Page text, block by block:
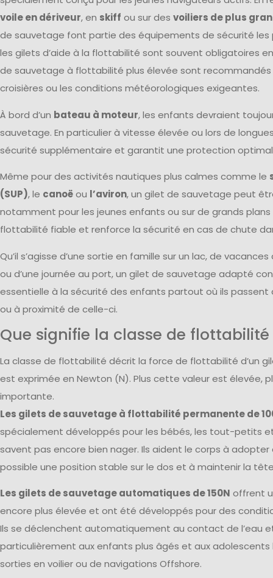
voile en dériveur, en skiff ou sur des voiliers de plus
de sauvetage font partie des équipements de sécurité les
les gilets d’aide à la flottabilité sont souvent obligatoires
de sauvetage à flottabilité plus élevée sont recommandés
croisières ou les conditions météorologiques exigeantes.
À bord d’un bateau à moteur, les enfants devraient
sauvetage. En particulier à vitesse élevée ou lors de
sécurité supplémentaire et garantit une protection
Même pour des activités nautiques plus calmes comme le
(SUP), le canoëou l’aviron, un gilet de sauvetage peut
notamment pour les jeunes enfants ou sur de grands plans
flottabilité fiable et renforce la sécurité en cas de chute
Qu’il s’agisse d’une sortie en famille sur un lac, de
ou d’une journée au port, un gilet de sauvetage adapté
essentielle à la sécurité des enfants partout où ils passent
ou à proximité de celle-ci.
Que signifie la classe de flottabilité
La classe de flottabilité décrit la force de flottabilité d’un
est exprimée en Newton (N). Plus cette valeur est élevée,
importante.
Les gilets de sauvetage à flottabilité permanente de
spécialement développés pour les bébés, les tout-petits
savent pas encore bien nager. Ils aident le corps à
possible une position stable sur le dos et à maintenir la tête
Les gilets de sauvetage automatiques de 150N offrent
encore plus élevée et ont été développés pour des
Ils se déclenchent automatiquement au contact de l’eau
particulièrement aux enfants plus âgés et aux adolescents
sorties en voilier ou de navigations Offshore.